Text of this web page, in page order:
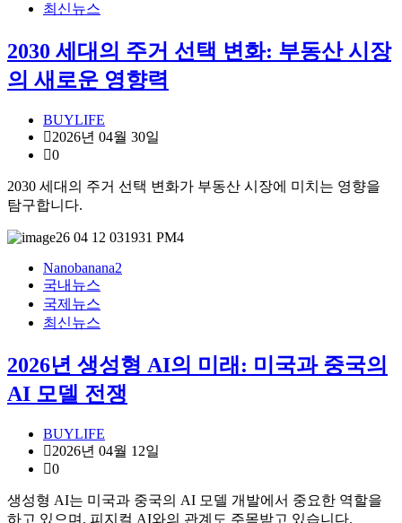
최신뉴스
2030 세대의 주거 선택 변화: 부동산 시장
의 새로운 영향력
BUYLIFE
2026년 04월 30일
0
2030 세대의 주거 선택 변화가 부동산 시장에 미치는 영향을
탐구합니다.
Nanobanana2
국내뉴스
국제뉴스
최신뉴스
2026년 생성형 AI의 미래: 미국과 중국의
AI 모델 전쟁
BUYLIFE
2026년 04월 12일
0
생성형 AI는 미국과 중국의 AI 모델 개발에서 중요한 역할을
하고 있으며, 피지컬 AI와의 관계도 주목받고 있습니다.